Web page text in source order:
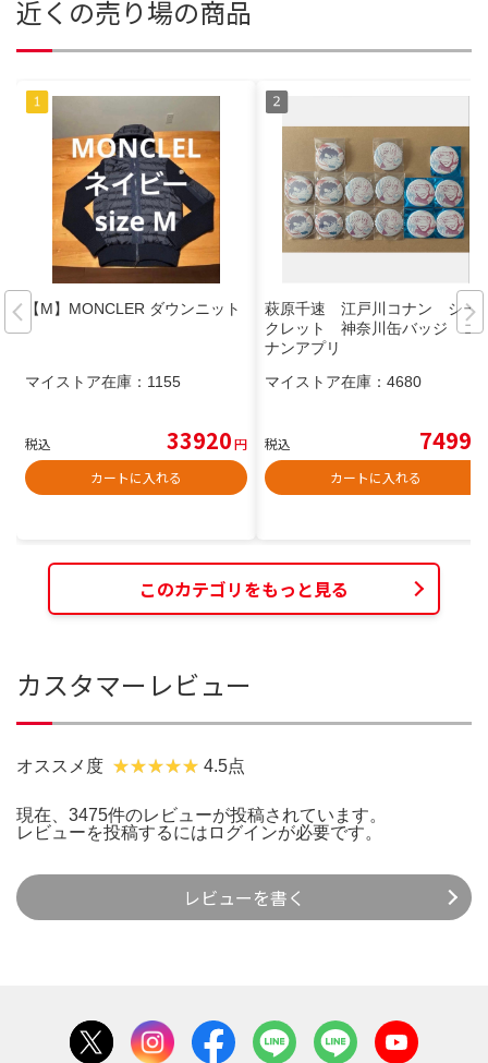
近くの売り場の商品
【M】MONCLER ダウンニット
マイストア在庫： 1155
税込 33920円
カートに入れる
萩原千速 江戸川コナン シー
クレット 神奈川缶バッジ コ
ナンアプリ
マイストア在庫： 4680
税込 7499
カートに入れる
このカテゴリをもっと見る
カスタマーレビュー
オススメ度 4.5点
現在、3475件のレビューが投稿されています。
レビューを投稿するには ログインが必要です。
レビューを書く